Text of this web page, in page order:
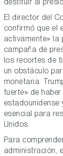
El director del
confirmó que el
activamente» la
campaña de
los recortes de
un obstáculo
monetaria.
fuerte» de
estadounidense
esencial para
Unidos.
Para
administración,